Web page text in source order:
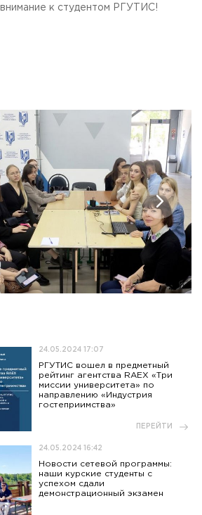
к студентом РГУТИС!
24.05.2024 17:07
РГУТИС вошел в предметный
рейтинг агентства RAEX «Три
миссии университета» по
направлению «Индустрия
гостеприимства»
ПЕРЕЙТИ
24.05.2024 16:42
Новости сетевой программы:
наши курские студенты с
успехом сдали
демонстрационный экзамен